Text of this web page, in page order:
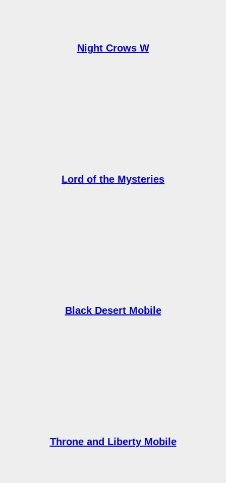
Night Crows W
Lord of the Mysteries
Black Desert Mobile
Throne and Liberty Mobile